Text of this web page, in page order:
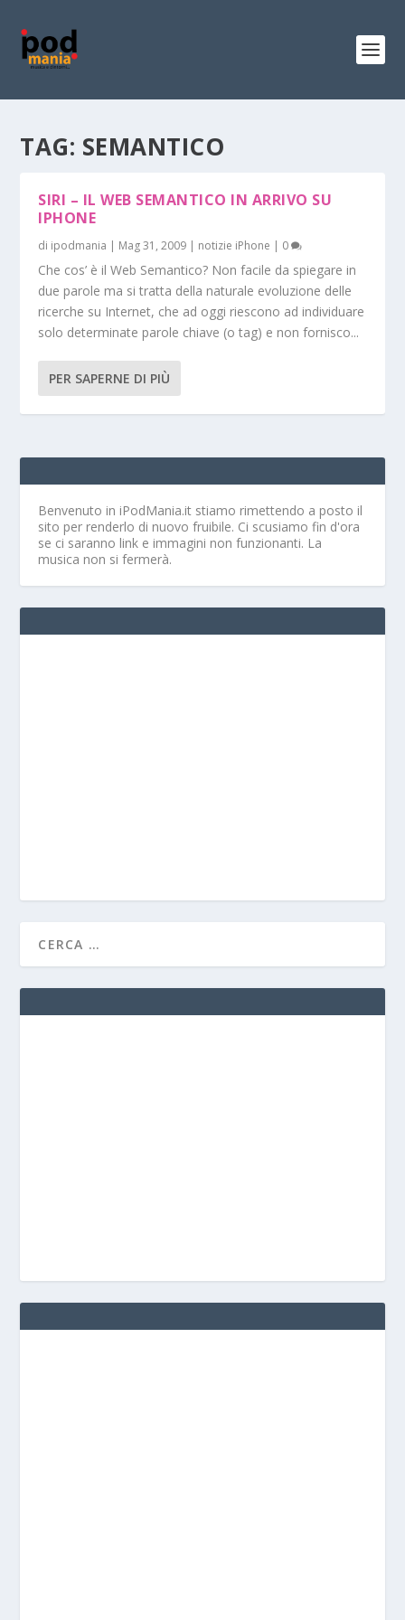
TAG: SEMANTICO
SIRI – IL WEB SEMANTICO IN ARRIVO SU
IPHONE
di ipodmania | Mag 31, 2009 | notizie iPhone | 0
Che cos’ è il Web Semantico? Non facile da spiegare in
due parole ma si tratta della naturale evoluzione delle
ricerche su Internet, che ad oggi riescono ad individuare
solo determinate parole chiave (o tag) e non fornisco...
PER SAPERNE DI PIÙ
Benvenuto in iPodMania.it stiamo rimettendo a posto il
sito per renderlo di nuovo fruibile. Ci scusiamo fin d'ora
se ci saranno link e immagini non funzionanti. La
musica non si fermerà.